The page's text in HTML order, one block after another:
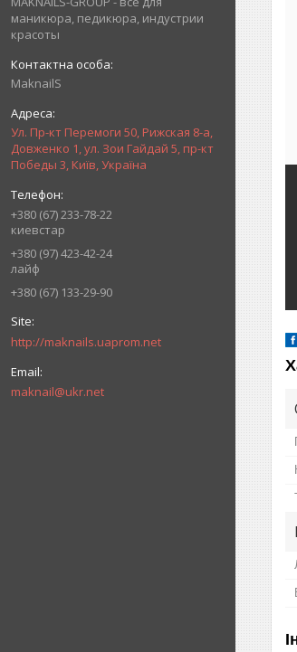
маникюра, педикюра, индустрии
красоты
MaknailS
Ул. Пр-кт Перемоги 50, Рижская 8-а,
Довженко 1, ул. Зои Гайдай 5, пр-кт
Победы 3, Київ, Україна
+380 (67) 233-78-22
киевстар
+380 (97) 423-42-24
лайф
+380 (67) 133-29-90
http://maknails.uaprom.net
maknail@ukr.net